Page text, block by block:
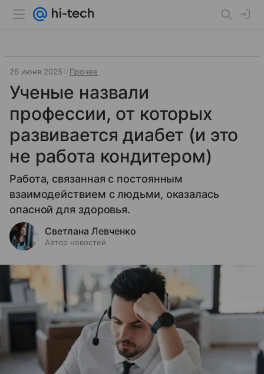
26 июня 2025 Прочее
Ученые назвали
профессии, от которых
развивается диабет (и это
не работа кондитером)
Работа, связанная с постоянным
взаимодействием с людьми, оказалась
опасной для здоровья.
Светлана Левченко
Автор новостей